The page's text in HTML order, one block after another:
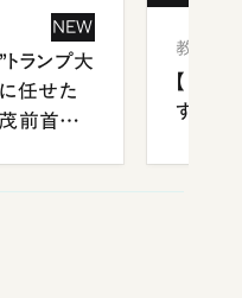
NEW
トランプ大
任せた
前首相
教育
【中国
する“